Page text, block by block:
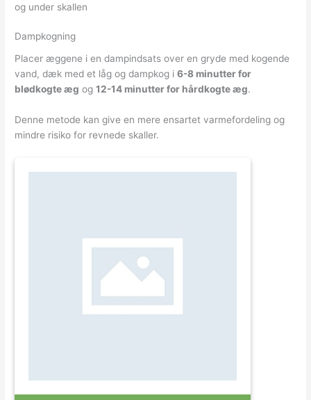
og under skallen
Dampkogning
Placer æggene i en dampindsats over en gryde med kogende
vand, dæk med et låg og dampkog i6-8 minutter for
blødkogte æg og12-14 minutter for hårdkogte æg.
Denne metode kan give en mere ensartet varmefordeling og
mindre risiko for revnede skaller.